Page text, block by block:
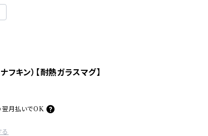
フキン）【耐熱ガラスマグ】
翌月払いでOK